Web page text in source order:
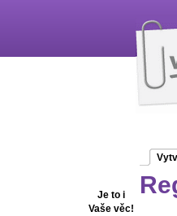
Je to i
Vaše věc!